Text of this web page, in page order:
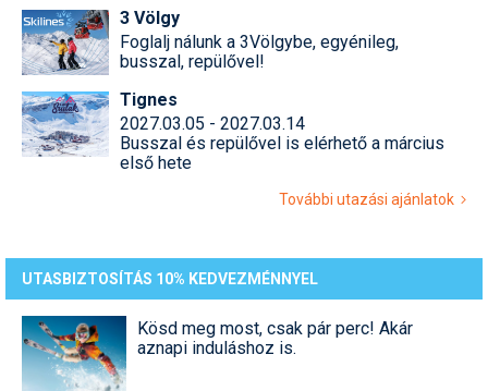
3 Völgy
Foglalj nálunk a 3Völgybe, egyénileg,
busszal, repülővel!
Tignes
2027.03.05 - 2027.03.14
Busszal és repülővel is elérhető a március
első hete
További utazási ajánlatok
UTASBIZTOSÍTÁS 10% KEDVEZMÉNNYEL
Kösd meg most, csak pár perc! Akár
aznapi induláshoz is.